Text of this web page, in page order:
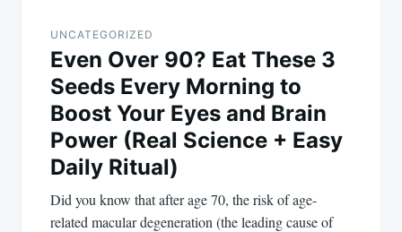
UNCATEGORIZED
Even Over 90? Eat These 3
Seeds Every Morning to
Boost Your Eyes and Brain
Power (Real Science + Easy
Daily Ritual)
Did you know that after age 70, the risk of age-
related macular degeneration (the leading cause of